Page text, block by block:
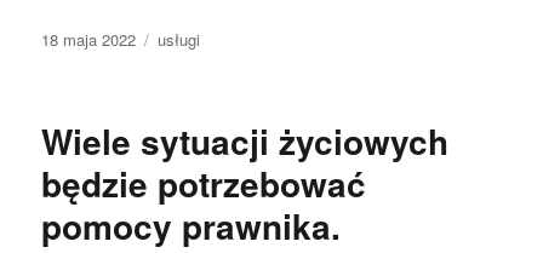
Data
18 maja 2022 Kategorie
usługi
Wiele sytuacji życiowych
będzie potrzebować
pomocy prawnika.